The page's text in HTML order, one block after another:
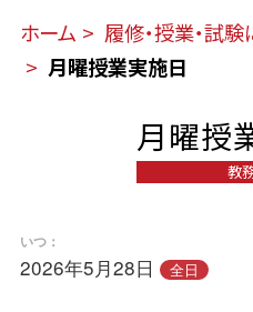
ホーム 履修・授業・試
月曜授業実施日
月曜授
教
いつ：
2026年5月28日 全日